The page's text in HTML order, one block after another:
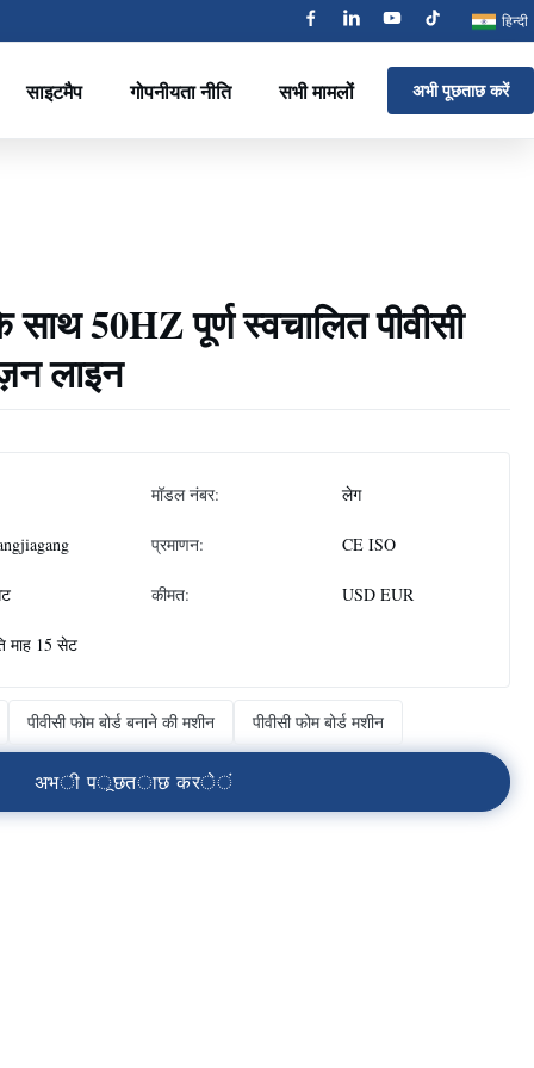
हिन्दी
साइटमैप गोपनीयता नीति सभी मामलों अभी पूछताछ करें
50HZ पूर्ण स्वचालित पीवीसी
लाइन
मॉडल नंबर: लेग
प्रमाणन: CE ISO
कीमत: USD EUR
माह 15 सेट
पीवीसी फोम बोर्ड बनाने की मशीन पीवीसी फोम बोर्ड मशीन
अभी पूछताछ करें